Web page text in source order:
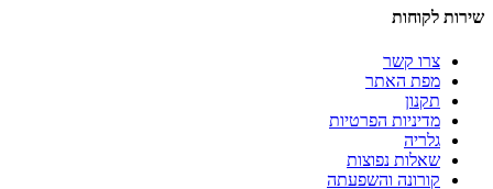
שירות לקוחות
צרו קשר
מפת האתר
תקנון
מדיניות הפרטיות
גלריה
שאלות נפוצות
קורונה והשפעתה